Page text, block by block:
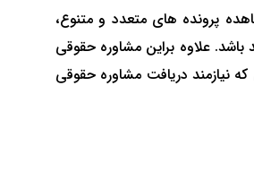
پرونده های متعدد و متنوع،
علاوه براین مشاوره حقوقی
نیازمند دریافت مشاوره حقوقی